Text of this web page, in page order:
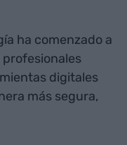
ha comenzado a
digitales
más segura,